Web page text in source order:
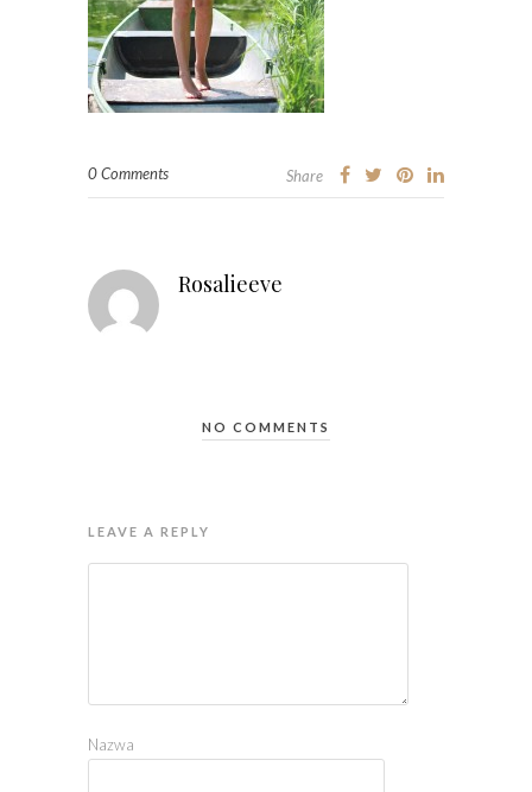
0 Comments Share
Rosalieeve
NO COMMENTS
LEAVE A REPLY
Nazwa